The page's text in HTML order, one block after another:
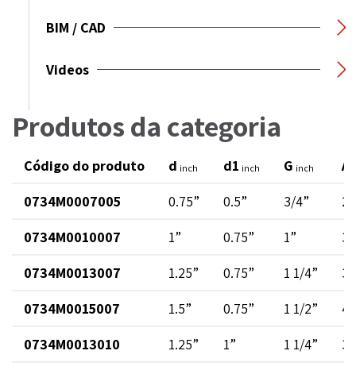
BIM / CAD
Videos
Produtos da categoria
Código do produto d inch d1 inch G inch A
0734M0007005 0.75” 0.5” 3/4”
0734M0010007
1” 0.75” 1”
0734M0013007
1.25” 0.75” 1 1/4”
0734M0015007
1.5” 0.75” 1 1/2”
0734M0013010
1.25” 1” 1 1/4”